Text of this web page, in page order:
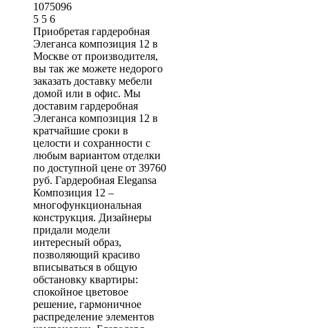
1075096
5 5 6
Приобретая гардеробная
Элеганса композиция 12 в
Москве от производителя,
вы так же можете недорого
заказать доставку мебели
домой или в офис. Мы
доставим гардеробная
Элеганса композиция 12 в
кратчайшие сроки в
целости и сохранности с
любым вариантом отделки
по доступной цене от 39760
руб. Гардеробная Elegansa
Композиция 12 –
многофункциональная
конструкция. Дизайнеры
придали модели
интересный образ,
позволяющий красиво
вписываться в общую
обстановку квартиры:
спокойное цветовое
решение, гармоничное
распределение элементов